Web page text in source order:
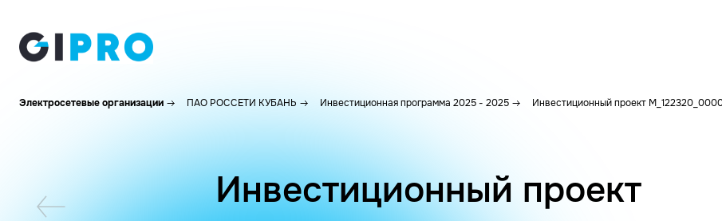
Электросетевые организации ПАО РОССЕТИ КУБАНЬ Инвестиционная программа 2025 - 2025 Инвестиционный проект
Инвестиционный проект